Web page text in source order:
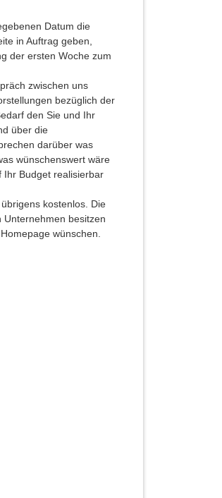
Datum die
in Auftrag geben,
der ersten Woche zum
zwischen uns
bezüglich der
den Sie und Ihr
über die
darüber was
wünschenswert wäre
Ihr Budget realisierbar
kostenlos. Die
Unternehmen besitzen
wünschen.